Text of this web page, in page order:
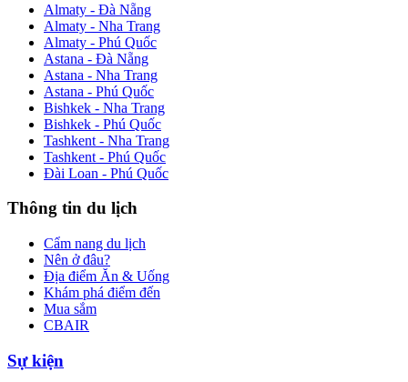
Almaty - Đà Nẵng
Almaty - Nha Trang
Almaty - Phú Quốc
Astana - Đà Nẵng
Astana - Nha Trang
Astana - Phú Quốc
Bishkek - Nha Trang
Bishkek - Phú Quốc
Tashkent - Nha Trang
Tashkent - Phú Quốc
Đài Loan - Phú Quốc
Thông tin du lịch
Cẩm nang du lịch
Nên ở đâu?
Địa điểm Ăn & Uống
Khám phá điểm đến
Mua sắm
CBAIR
Sự kiện